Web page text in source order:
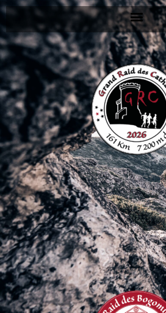
Matériels